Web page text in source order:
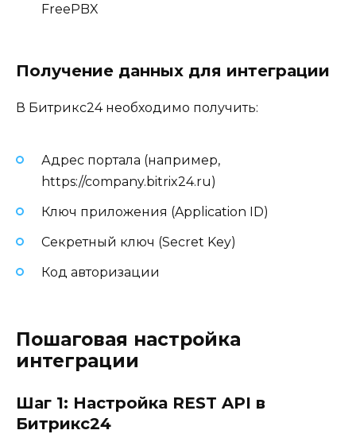
FreePBX
Получение данных для интеграции
В Битрикс24 необходимо получить:
Адрес портала (например,
https://company.bitrix24.ru)
Ключ приложения (Application ID)
Секретный ключ (Secret Key)
Код авторизации
Пошаговая настройка
интеграции
Шаг 1: Настройка REST API в
Битрикс24